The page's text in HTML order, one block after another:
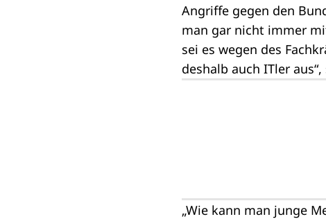
Angriffe gegen den
man gar nicht immer
sei es wegen des
deshalb auch ITler aus“,
„Wie kann man junge